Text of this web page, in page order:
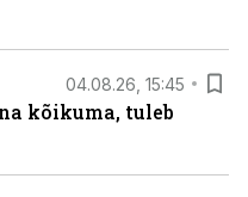
04.08.26, 15:45
kõikuma, tuleb